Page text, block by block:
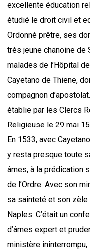
excellente éducation
étudié le droit civil et
Ordonné prêtre, ses
très jeune chanoine de
malades de l’Hôpital
Cayetano de Thiene,
compagnon
établie par les Clercs
Religieuse le 29 mai
En 1533, avec
y resta presque toute
âmes, à la prédication
de l’Ordre. Avec son
sa sainteté et son zèle
Naples. C’était un
d’âmes expert et
ministère ininterrompu,